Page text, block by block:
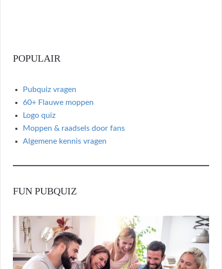
o
k
POPULAIR
Pubquiz vragen
60+ Flauwe moppen
Logo quiz
Moppen & raadsels door fans
Algemene kennis vragen
FUN PUBQUIZ